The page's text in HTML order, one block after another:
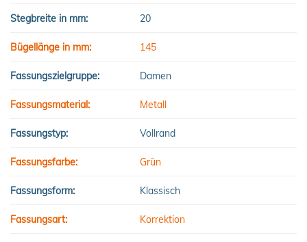
Stegbreite in mm: 20
Bügellänge in mm: 145
Fassungszielgruppe: Damen
Fassungsmaterial: Metall
Fassungstyp: Vollrand
Fassungsfarbe: Grün
Fassungsform: Klassisch
Fassungsart: Korrektion